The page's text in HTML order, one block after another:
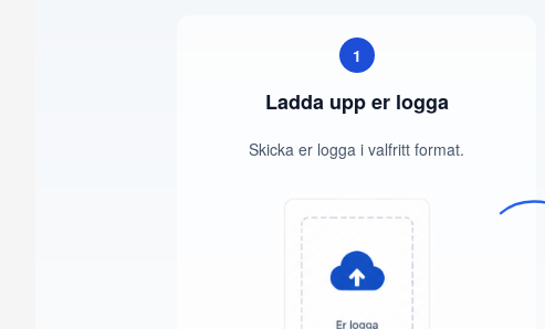
1
Ladda upp er logga
Skicka er logga i valfritt format.